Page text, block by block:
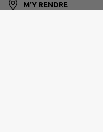
M'Y RENDRE